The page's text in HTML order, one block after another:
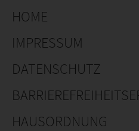
HOME
IMPRESSUM
DATENSCHUTZ
HAUSORDNUNG